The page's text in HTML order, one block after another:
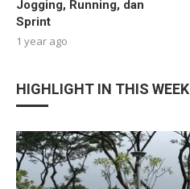
Jogging, Running, dan
Sprint
1 year ago
HIGHLIGHT IN THIS WEEK